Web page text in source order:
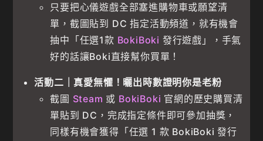
只要把心儀遊戲全部塞進購物車或願望清
單，截圖貼到 DC 指定活動頻道，就有機會
抽中「任選1款 BokiBoki 發行遊戲」，手氣
好的話讓Boki直接幫你買單！
活動二｜真愛無懼！曬出時數證明你是老粉
截圖 Steam 或 BokiBoki 官網的歷史購買清
單貼到 DC，完成指定條件即可參加抽獎，
同樣有機會獲得「任選 1 款 BokiBoki 發行